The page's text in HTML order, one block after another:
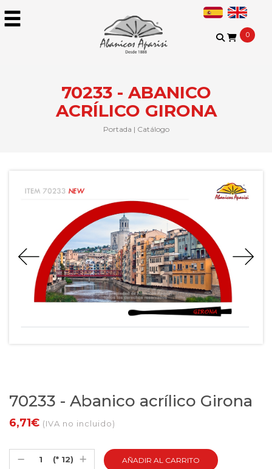
0
70233 - ABANICO
ACRÍLICO GIRONA
Portada | Catálogo
70233 - Abanico acrílico Girona
6,71€ (IVA no incluido)
(* 12)